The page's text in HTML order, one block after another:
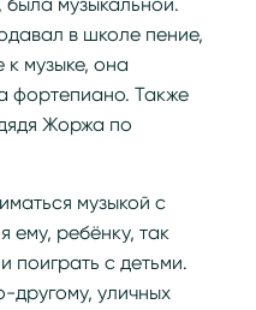
в школе пение,
музыке, она
фортепиано. Также
Жоржа по
музыкой с
ему, ребёнку, так
поиграть с детьми.
уличных